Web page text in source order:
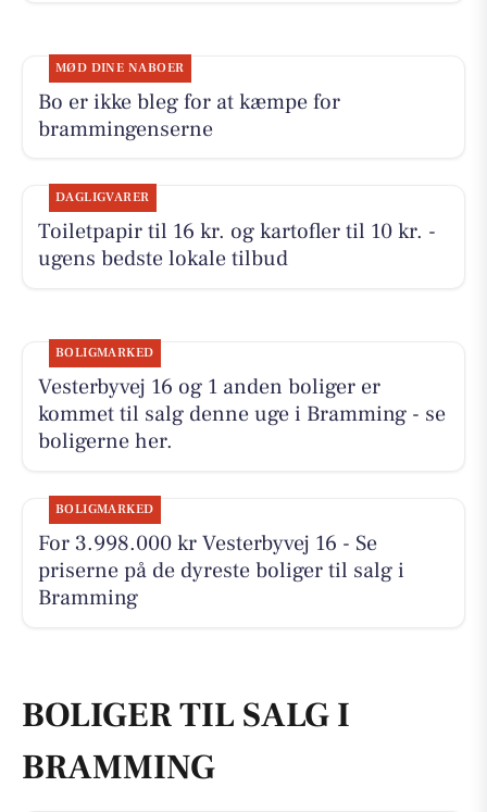
MØD DINE NABOER
Bo er ikke bleg for at kæmpe for
brammingenserne
DAGLIGVARER
Toiletpapir til 16 kr. og kartofler til 10 kr. -
ugens bedste lokale tilbud
BOLIGMARKED
Vesterbyvej 16 og 1 anden boliger er
kommet til salg denne uge i Bramming - se
boligerne her.
BOLIGMARKED
For 3.998.000 kr Vesterbyvej 16 - Se
priserne på de dyreste boliger til salg i
Bramming
BOLIGER TIL SALG I
BRAMMING